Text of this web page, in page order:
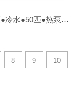
顶吹●变频●冷水●50匹●热泵【外贸OEM】
8 9 10